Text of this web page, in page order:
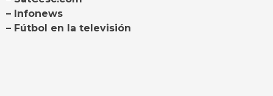
– Infonews
– Fútbol en la televisión